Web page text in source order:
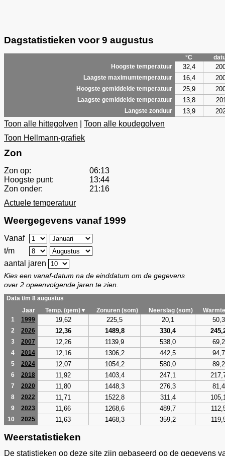
Dagstatistieken voor 9 augustus
°C
Hoogste temperatuur
32,4
Laagste maximumtemperatuur 16,4
Hoogste gemiddelde temperatuur 25,9
Laagste gemiddelde temperatuur 13,8
Langste zonduur 13,9
Toon alle hittegolven
Toon alle koudegolven
Toon Hellmann-grafiek
Zon
Zon op:
06:13
Hoogste punt:
13:44
Zon onder:
21:16
Actuele temperatuur
Weergegevens vanaf 1999
Vanaf
t/m
aantal jaren
Kies een vanaf-datum na de einddatum om de gegevens
over 2 opeenvolgende jaren te zien.
Data t/m 8 augustus
Jaar
Temp. (gem)▼ Zonuren (som) Neerslag (som)
1
1999 19,62 225,5 20,1 50,3
2 2026 12,36 1489,8 330,4
3 2007 12,26 1139,9 538,0 69,2
4 2014 12,16 1306,2 442,5 94,7
5 2024 12,07 1054,2 580,0 89,2
6 2018 11,92 1403,4 247,1
7 2020 11,80 1448,3 276,3 81,4
8 2022 11,71 1522,8 311,4
9 2023 11,66 1268,6 489,7
10 2025 11,63 1468,3 359,2
Weerstatistieken
De statistieken op deze site zijn gebaseerd op de gegevens